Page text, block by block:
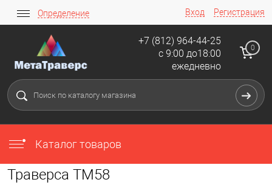
Вход Регистрация
Определение
+7 (812) 964-44-25
с 9:00 до18:00
ежедневно
0
Каталог товаров
Траверса ТМ58